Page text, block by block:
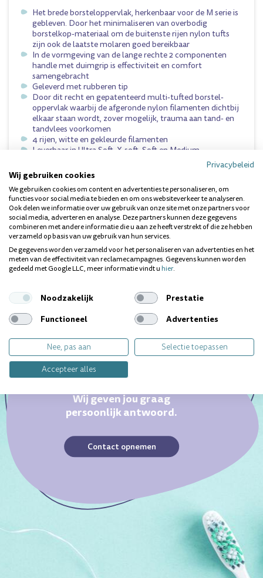
Het brede borsteloppervlak, herkenbaar voor de M serie is
gebleven. Door het minimaliseren van overbodig
borstelkop-materiaal om de buitenste rijen nylon tufts
zijn ook de laatste molaren goed bereikbaar
In de vormgeving van de lange rechte 2 componenten
handle met duimgrip is effectiviteit en comfort
samengebracht
Geleverd met rubberen tip
Door dit recht en gepatenteerd multi-tufted borstel-
oppervlak waarbij de afgeronde nylon filamenten dichtbij
elkaar staan wordt, zover mogelijk, trauma aan tand- en
tandvlees voorkomen
4 rijen, witte en gekleurde filamenten
Leverbaar in Ultra Soft X-soft Soft en Medium
Dit product kunt u vinden in de volgende categorie:
handtandenborstels.
Vragen over dit product? Wij helpen je
graag!
Ieder gebit is uniek. Heb je
Wij geven jou graag
persoonlijk antwoord.
Contact opnemen
Privacybeleid
Wij gebruiken cookies
We gebruiken cookies om content en advertenties te personaliseren, om
functies voor social media te bieden en om ons websiteverkeer te analyseren.
Ook delen we informatie over uw gebruik van onze site met onze partners voor
social media, adverteren en analyse. Deze partners kunnen deze gegevens
combineren met andere informatie die u aan ze heeft verstrekt of die ze hebben
verzameld op basis van uw gebruik van hun services.
De gegevens worden verzameld voor het personaliseren van advertenties en het
meten van de effectiviteit van reclamecampagnes. Gegevens kunnen worden
gedeeld met Google LLC, meer informatie vindt uhier.
Noodzakelijk
Prestatie
Functioneel
Advertenties
Nee, pas aan
Selectie toepassen
Accepteer alles